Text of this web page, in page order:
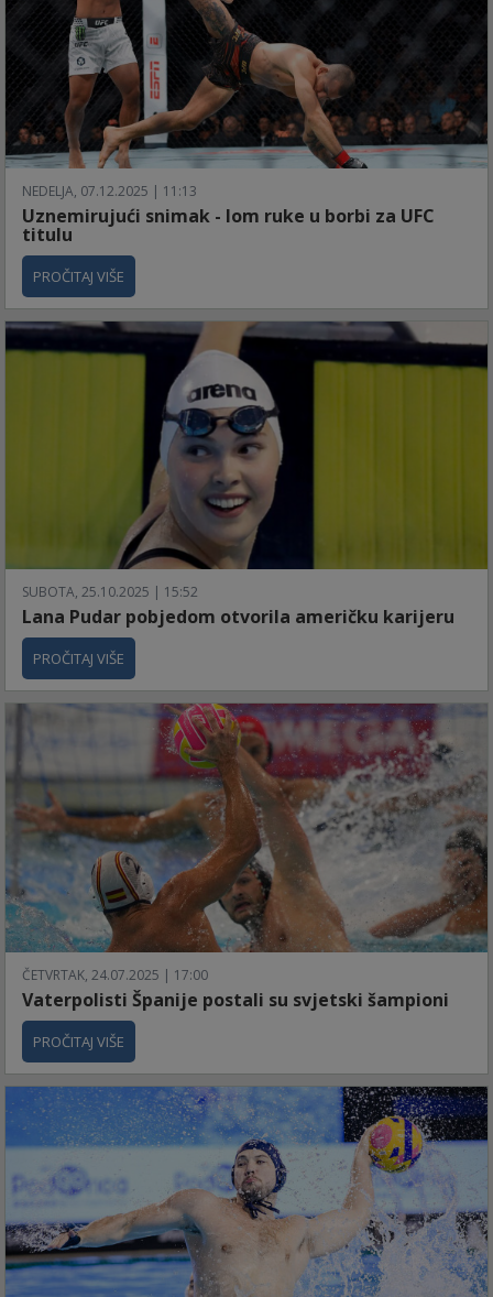
NEDELJA, 07.12.2025 | 11:13
Uznemirujući snimak - lom ruke u borbi za UFC
titulu
PROČITAJ VIŠE
SUBOTA, 25.10.2025 | 15:52
Lana Pudar pobjedom otvorila američku karijeru
PROČITAJ VIŠE
ČETVRTAK, 24.07.2025 | 17:00
Vaterpolisti Španije postali su svjetski šampioni
PROČITAJ VIŠE